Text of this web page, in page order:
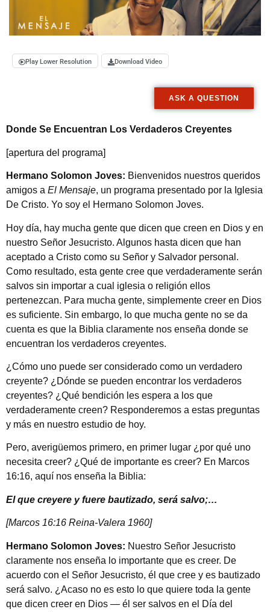
Play Lower Resolution Download Video
ASK A QUESTION
Donde Se Encuentran Los Verdaderos Creyentes
[apertura del programa]
Hermano Solomon Joves: Bienvenidos nuestros queridos
amigos a El Mensaje, un programa presentado por la Iglesia
De Cristo. Yo soy el Hermano Solomon Joves.
Hoy día, hay mucha gente que dicen que creen en Dios y en
nuestro Señor Jesucristo. Algunos hasta dicen que han
aceptado a Cristo como su Señor y Salvador personal.
Como resultado, esta gente cree que verdaderamente serán
salvos sin importar a cual iglesia o religión ellos
pertenezcan. Para mucha gente, simplemente creer en Dios
es suficiente. Sin embargo, lo que mucha gente no se da
cuenta es que la Biblia claramente nos enseña donde se
encuentran los verdaderos creyentes.
¿Cómo uno puede ser considerado como un verdadero
creyente? ¿Dónde se pueden encontrar los verdaderos
creyentes? ¿Qué bendición les espera a los que
verdaderamente creen? Responderemos a estas preguntas
y más en nuestro estudio de hoy.
Pero, averigüemos primero, en primer lugar ¿por qué uno
necesita creer? ¿Qué de importante es creer? En Marcos
16:16, aquí nos enseña la Biblia:
El que creyere y fuere bautizado, será salvo;…
[Marcos 16:16 Reina-Valera 1960]
Hermano Solomon Joves: Nuestro Señor Jesucristo
claramente nos enseña lo importante que es creer. De
acuerdo con el Señor Jesucristo, él que cree y es bautizado
será salvo. ¿Acaso no es esto lo que quiere toda la gente
que dicen creer en Dios — él ser salvos en el Día del